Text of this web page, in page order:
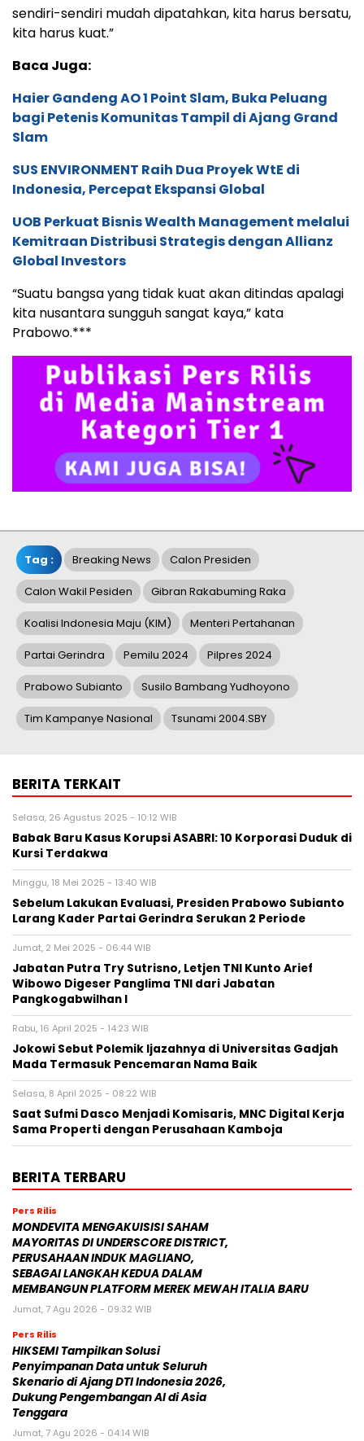
sendiri-sendiri mudah dipatahkan, kita harus bersatu,
kita harus kuat.”
Baca Juga:
Haier Gandeng AO 1 Point Slam, Buka Peluang
bagi Petenis Komunitas Tampil di Ajang Grand
Slam
SUS ENVIRONMENT Raih Dua Proyek WtE di
Indonesia, Percepat Ekspansi Global
UOB Perkuat Bisnis Wealth Management melalui
Kemitraan Distribusi Strategis dengan Allianz
Global Investors
“Suatu bangsa yang tidak kuat akan ditindas apalagi
kita nusantara sungguh sangat kaya,” kata
Prabowo.***
Tag : Breaking News Calon Presiden
Calon Wakil Pesiden Gibran Rakabuming Raka
Koalisi Indonesia Maju (KIM) Menteri Pertahanan
Partai Gerindra Pemilu 2024 Pilpres 2024
Prabowo Subianto Susilo Bambang Yudhoyono
Tim Kampanye Nasional Tsunami 2004.SBY
BERITA TERKAIT
Selasa, 26 Agustus 2025 - 10:12 WIB
Babak Baru Kasus Korupsi ASABRI: 10 Korporasi Duduk di
Kursi Terdakwa
Minggu, 18 Mei 2025 - 13:40 WIB
Sebelum Lakukan Evaluasi, Presiden Prabowo Subianto
Larang Kader Partai Gerindra Serukan 2 Periode
Jumat, 2 Mei 2025 - 06:44 WIB
Jabatan Putra Try Sutrisno, Letjen TNI Kunto Arief
Wibowo Digeser Panglima TNI dari Jabatan
Pangkogabwilhan I
Rabu, 16 April 2025 - 14:23 WIB
Jokowi Sebut Polemik Ijazahnya di Universitas Gadjah
Mada Termasuk Pencemaran Nama Baik
Selasa, 8 April 2025 - 08:22 WIB
Saat Sufmi Dasco Menjadi Komisaris, MNC Digital Kerja
Sama Properti dengan Perusahaan Kamboja
BERITA TERBARU
Pers Rilis
MONDEVITA MENGAKUISISI SAHAM
MAYORITAS DI UNDERSCORE DISTRICT,
PERUSAHAAN INDUK MAGLIANO,
SEBAGAI LANGKAH KEDUA DALAM
MEMBANGUN PLATFORM MEREK MEWAH ITALIA BARU
Jumat, 7 Agu 2026 - 09:32 WIB
Pers Rilis
HIKSEMI Tampilkan Solusi
Penyimpanan Data untuk Seluruh
Skenario di Ajang DTI Indonesia 2026,
Dukung Pengembangan AI di Asia
Tenggara
Jumat, 7 Agu 2026 - 04:14 WIB